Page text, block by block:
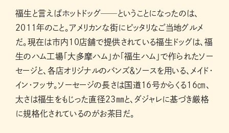
福生と言えばホットドッグ──ということになったのは、
2011年のこと。アメリカンな街にピッタリなご当地グルメ
だ。現在は市内10店舗で提供されている福生ドッグは、福
生のハム工場「大多摩ハム」か「福生ハム」で作られたソー
セージと、各店オリジナルのバンズ＆ソースを用いる、メイド・
イン・フッサ。ソーセージの長さは国道16号からくる16㎝、
太さは福生をもじった直径23㎜と、ダジャレに基づき厳格
に規格化されているのがお茶目だ。